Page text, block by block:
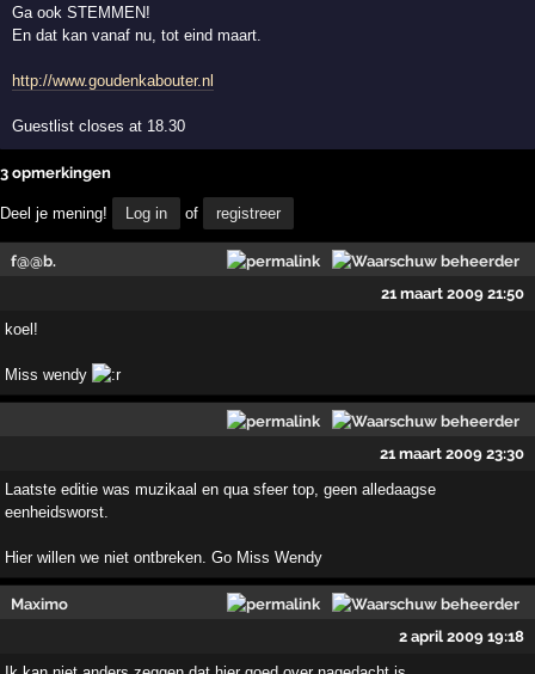
Ga ook STEMMEN!
En dat kan vanaf nu, tot eind maart.
http://www.goudenkabouter.nl
Guestlist closes at 18.30
3 opmerkingen
Deel je mening! Log in of registreer
f@@b.
21 maart 2009 21:50
koel!
Miss wendy
21 maart 2009 23:30
Laatste editie was muzikaal en qua sfeer top, geen alledaagse
eenheidsworst.
Hier willen we niet ontbreken. Go Miss Wendy
Maximo
2 april 2009 19:18